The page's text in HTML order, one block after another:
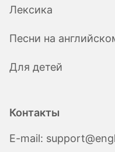
Лексика
Песни на
Для детей
Контакты
E-mail: